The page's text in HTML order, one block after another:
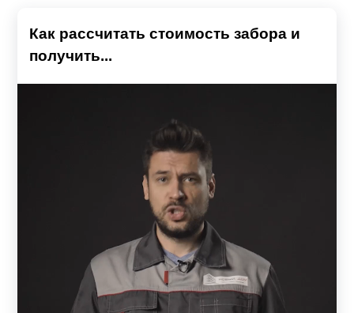
Как рассчитать стоимость забора и
получить...